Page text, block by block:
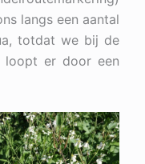
langs een aantal
totdat we bij de
loopt er door een